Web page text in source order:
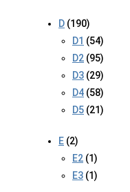
D (190)
D1 (54)
D2 (95)
D3 (29)
D4 (58)
D5 (21)
E (2)
E2 (1)
E3 (1)